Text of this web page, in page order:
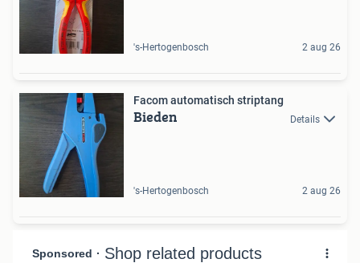
's-Hertogenbosch 2 aug 26
Facom automatisch striptang
Bieden Details
's-Hertogenbosch 2 aug 26